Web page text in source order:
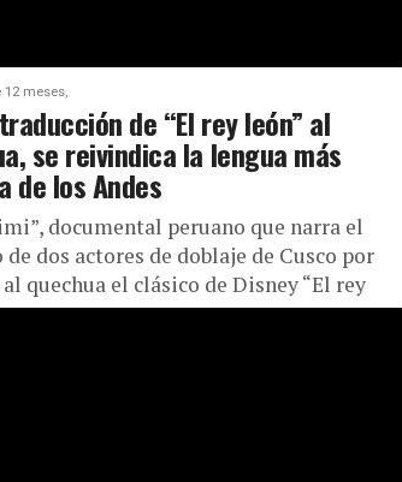
12 meses,
de “El rey león” al
se reivindica la lengua más
de los Andes
documental peruano que narra el
de dos actores de doblaje de Cusco por
quechua el clásico de Disney “El rey